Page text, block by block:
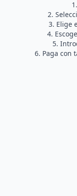
Elige
Paga con